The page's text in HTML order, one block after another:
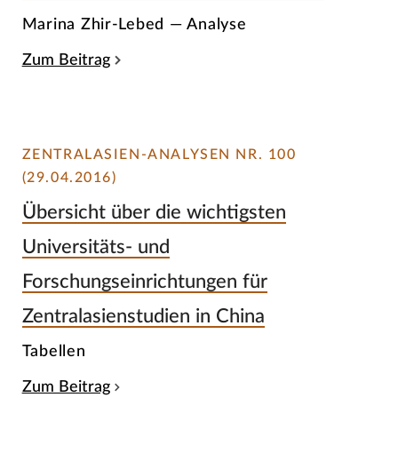
Marina Zhir-Lebed — Analyse
Zum Beitrag
ZENTRALASIEN-ANALYSEN NR. 100
(29.04.2016)
Übersicht über die wichtigsten
Universitäts- und
Forschungseinrichtungen für
Zentralasienstudien in China
Tabellen
Zum Beitrag